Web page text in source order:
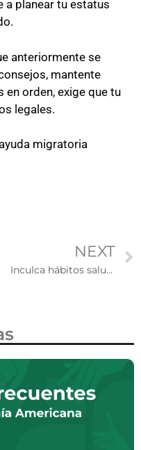
a planear tu estatus
anteriormente se
mantente
orden, exige que tu
legales.
migratoria
NEXT
Inculca hábitos saludables en tus hijos